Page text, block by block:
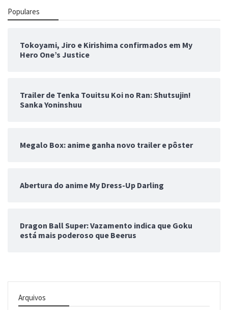
Populares
Tokoyami, Jiro e Kirishima confirmados em My
Hero One’s Justice
Trailer de Tenka Touitsu Koi no Ran: Shutsujin!
Sanka Yoninshuu
Megalo Box: anime ganha novo trailer e pôster
Abertura do anime My Dress-Up Darling
Dragon Ball Super: Vazamento indica que Goku
está mais poderoso que Beerus
Arquivos